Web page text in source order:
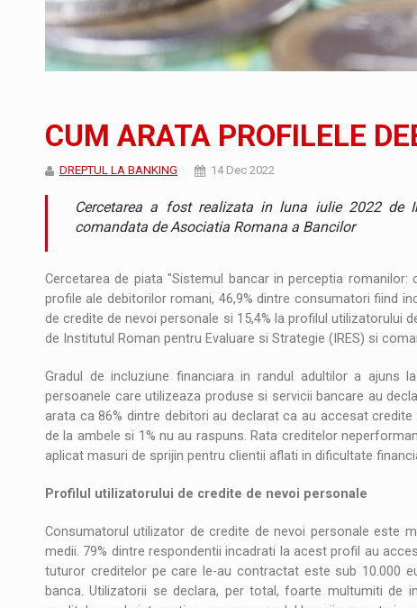
STIRI Fondul de investitii BoldMind si echipa de
STIRI RANGE ROVER DEZVALUIE AL CINCILEA
ARTICOLE Proteinmaxxing and the Future of Protein
CUM ARATA PROFILELE
DREPTUL LA BANKING 14 Dec 2022
Cercetarea a fost realizata in luna iulie 2022 de
comandata de Asociatia Romana a Bancilor
Cercetarea de piata "Sistemul bancar in perceptia
profile ale debitorilor romani, 46,9% dintre consumatori fiind
de credite de nevoi personale si 15,4% la profilul utilizatorului
de Institutul Roman pentru Evaluare si Strategie (IRES) si
Gradul de incluziune financiara in randul adultilor a ajuns
persoanele care utilizeaza produse si servicii bancare au
arata ca 86% dintre debitori au declarat ca au accesat
de la ambele si 1% nu au raspuns. Rata creditelor
aplicat masuri de sprijin pentru clientii aflati in dificultate
Profilul utilizatorului de credite de nevoi personale
Consumatorul utilizator de credite de nevoi personale este
medii. 79% dintre respondentii incadrati la acest profil au
tuturor creditelor pe care le-au contractat este sub 10.000
banca. Utilizatorii se declara, per total, foarte multumiti de